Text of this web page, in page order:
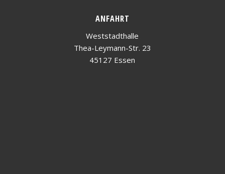
ANFAHRT
Weststadthalle
Thea-Leymann-Str. 23
45127 Essen